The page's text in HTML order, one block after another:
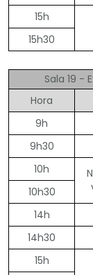
15h
15h30
Sala 19 -
Hora
9h
9h30
10h
10h30
14h
14h30
15h